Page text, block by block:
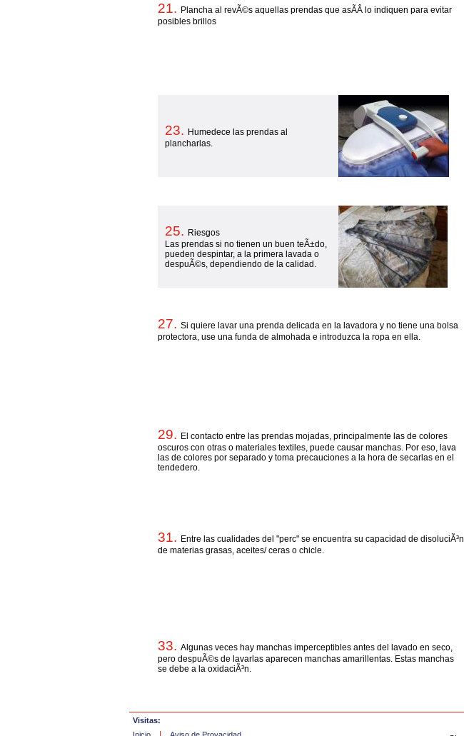
21. Plancha al revÃ©s aquellas prendas que asÃ­Â­ lo indiquen para evitar
posibles brillos
23. Humedece las prendas al
plancharlas.
25. Riesgos
Las prendas si no tienen un buen teÃ±do,
pueden despintar, a la primera lavada o
despuÃ©s, dependiendo de la calidad.
27. Si quiere lavar una prenda delicada en la lavadora y no tiene una bolsa
protectora, use una funda de almohada e introduzca la ropa en ella.
29. El contacto entre las prendas mojadas, principalmente las de colores
oscuros con otras o materiales textiles, puede causar manchas. Por eso, lava
las de colores por separado y toma precauciones a la hora de secarlas en el
tendedero.
31. Entre las cualidades del "perc" se encuentra su capacidad de disoluciÃ³n
de materias grasas, aceites/ ceras o chicle.
33. Algunas veces hay manchas imperceptibles antes del lavado en seco,
pero despuÃ©s de lavarlas aparecen manchas amarillentas. Estas manchas
se debe a la oxidaciÃ³n.
Visitas: